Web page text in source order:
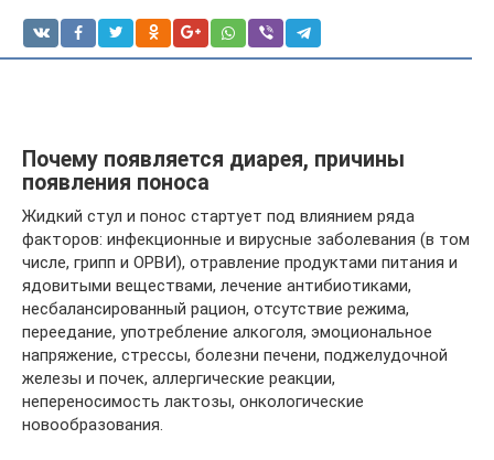
Почему появляется диарея, причины
появления поноса
Жидкий стул и понос стартует под влиянием ряда
факторов: инфекционные и вирусные заболевания (в том
числе, грипп и ОРВИ), отравление продуктами питания и
ядовитыми веществами, лечение антибиотиками,
несбалансированный рацион, отсутствие режима,
переедание, употребление алкоголя, эмоциональное
напряжение, стрессы, болезни печени, поджелудочной
железы и почек, аллергические реакции,
непереносимость лактозы, онкологические
новообразования.